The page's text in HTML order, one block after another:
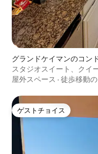
グランドケイマンのコン
スタジオスイート、クイ
易キッチン
屋外スペース · 徒歩移動
ゲストチョイス
ゲストチョイス